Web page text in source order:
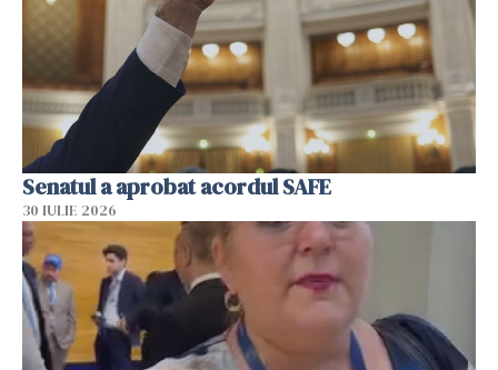
Senatul a aprobat acordul SAFE
30 IULIE 2026